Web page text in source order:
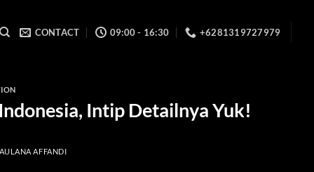
CONTACT 09:00 - 16:30 +6281319727979
Intip Detailnya Yuk!
AFFANDI